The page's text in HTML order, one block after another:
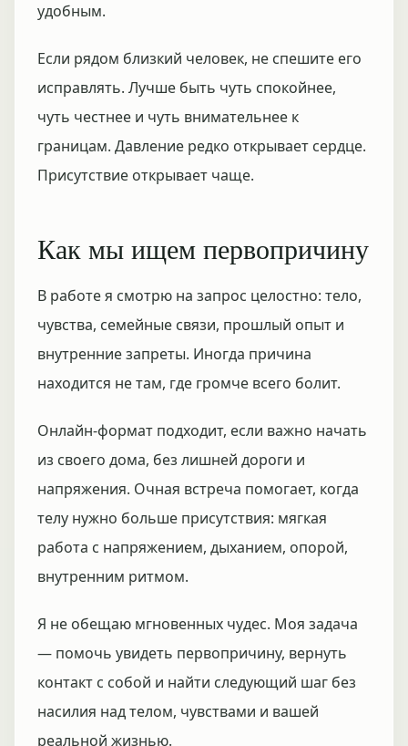
удобным.
Если рядом близкий человек, не спешите его
исправлять. Лучше быть чуть спокойнее,
чуть честнее и чуть внимательнее к
границам. Давление редко открывает сердце.
Присутствие открывает чаще.
Как мы ищем первопричину
В работе я смотрю на запрос целостно: тело,
чувства, семейные связи, прошлый опыт и
внутренние запреты. Иногда причина
находится не там, где громче всего болит.
Онлайн-формат подходит, если важно начать
из своего дома, без лишней дороги и
напряжения. Очная встреча помогает, когда
телу нужно больше присутствия: мягкая
работа с напряжением, дыханием, опорой,
внутренним ритмом.
Я не обещаю мгновенных чудес. Моя задача
— помочь увидеть первопричину, вернуть
контакт с собой и найти следующий шаг без
насилия над телом, чувствами и вашей
реальной жизнью.